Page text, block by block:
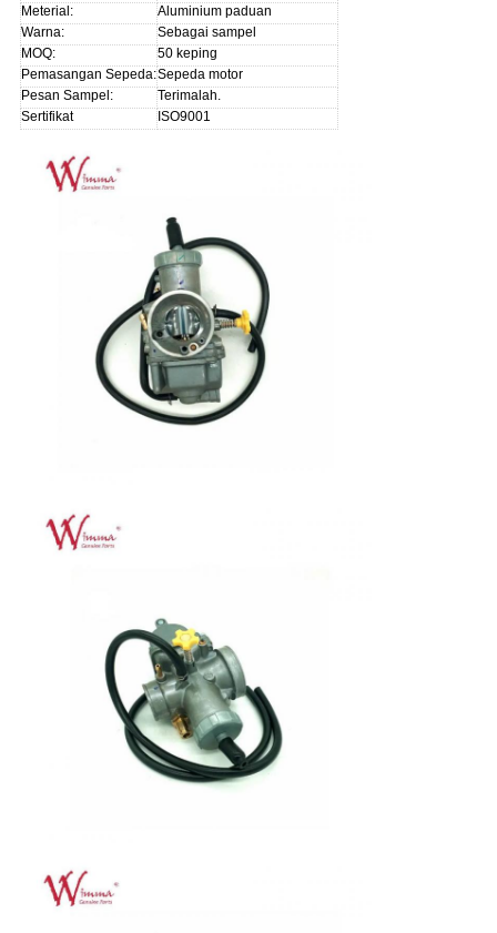
Meterial:
Aluminium paduan
Warna:
Sebagai sampel
MOQ:
50 keping
Pemasangan Sepeda:Sepeda motor
Pesan Sampel:
Terimalah.
Sertifikat
ISO9001